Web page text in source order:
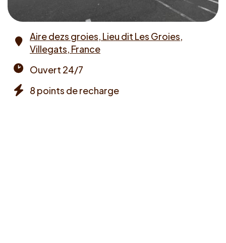
Address
Aire dezs groies, Lieu dit Les Groies,
Villegats, France
times
Ouvert 24/7
8 points de recharge